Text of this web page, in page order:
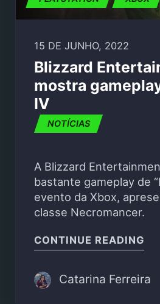
15 DE JUNHO, 2022
Blizzard
mostra
IV
NOTÍCIAS
A Blizzard
bastante gameplay de
evento da Xbox,
classe Necromancer.
CONTINUE READING
Catarina Ferreira